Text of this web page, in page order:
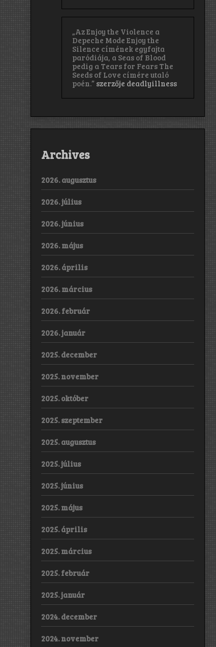
„Az Enjoy the Violence a
Depeche Mode Enjoy the
Silence címének egyfajta
paródiája, a Seas of Blood
pedig a Tears for Fears The
Seeds of Love címére utaló
poén.” szerzője deadlyillness
Archives
2026. augusztus
2026. július
2026. június
2026. május
2026. április
2026. március
2026. február
2026. január
2025. december
2025. november
2025. október
2025. szeptember
2025. augusztus
2025. július
2025. június
2025. május
2025. április
2025. március
2025. február
2025. január
2024. december
2024. november